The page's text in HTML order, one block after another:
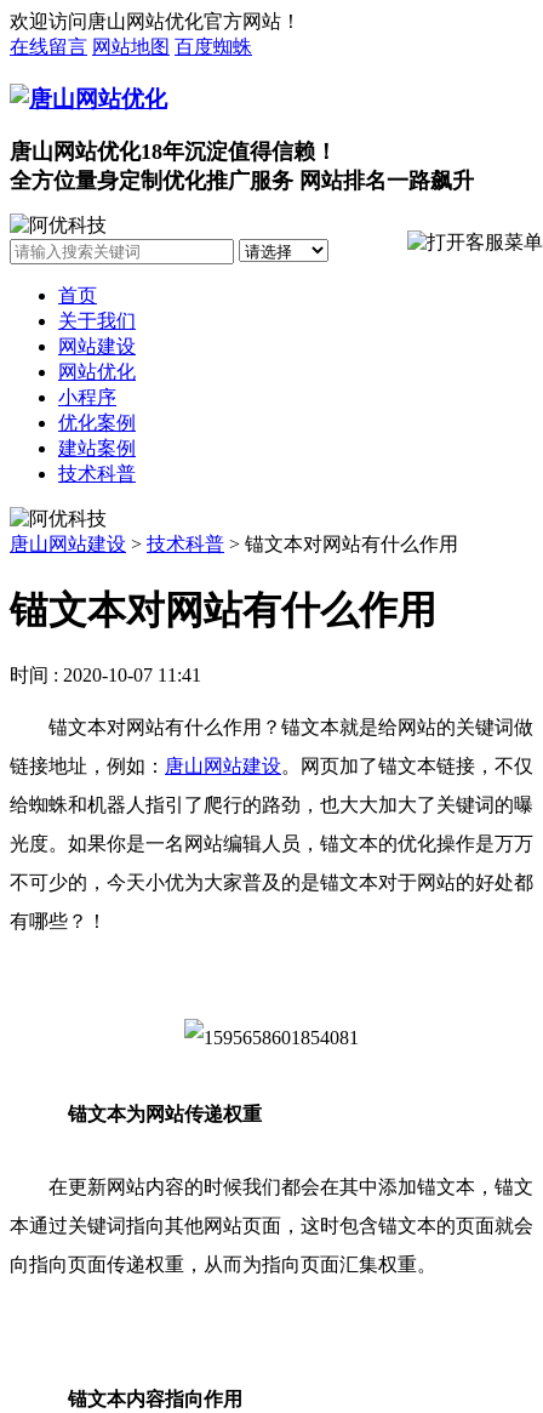
欢迎访问唐山网站优化官方网站！
在线留言 网站地图 百度蜘蛛
唐山网站优化18年沉淀值得信赖！
全方位量身定制优化推广服务 网站排名一路飙升
首页
关于我们
网站建设
网站优化
小程序
优化案例
建站案例
技术科普
唐山网站建设 > 技术科普 > 锚文本对网站有什么作用
锚文本对网站有什么作用
时间 : 2020-10-07 11:41
锚文本对网站有什么作用？锚文本就是给网站的关键词做
链接地址，例如： 唐山网站建设。网页加了锚文本链接，不仅
给蜘蛛和机器人指引了爬行的路劲，也大大加大了关键词的曝
光度。如果你是一名网站编辑人员，锚文本的优化操作是万万
不可少的，今天小优为大家普及的是锚文本对于网站的好处都
有哪些？！
锚文本为网站传递权重
在更新网站内容的时候我们都会在其中添加锚文本，锚文
本通过关键词指向其他网站页面，这时包含锚文本的页面就会
向指向页面传递权重，从而为指向页面汇集权重。
锚文本内容指向作用